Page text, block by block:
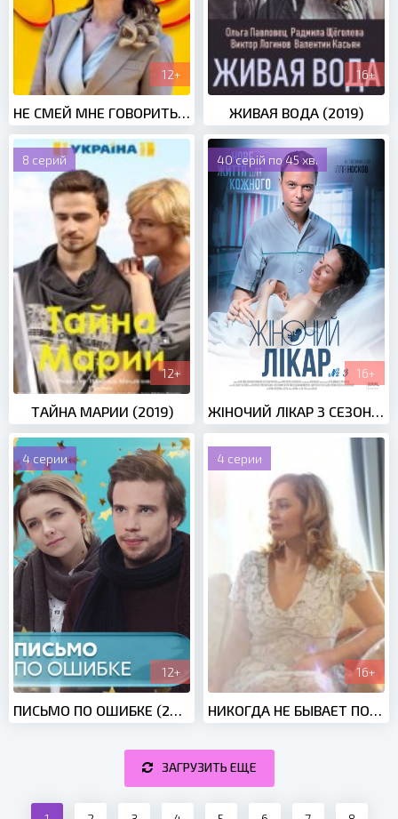
12+
НЕ СМЕЙ МНЕ ГОВОРИТЬ "ПРОЩАЙ!" (2019)
16+
ЖИВАЯ ВОДА (2019)
8 серий
12+
ТАЙНА МАРИИ (2019)
40 серій по 45 хв.
16+
ЖІНОЧИЙ ЛІКАР 3 СЕЗОН (2017)
4 серии
12+
4 серии
16+
ЗАГРУЗИТЬ ЕЩЕ